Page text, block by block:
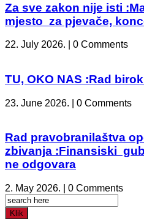
Za sve zakon nije isti
mjesto za pjevače,
22. July 2026. | 0 Comments
TU, OKO NAS :Rad
23. June 2026. | 0 Comments
Rad pravobranilaštva
zbivanja :Finansiski
ne odgovara
2. May 2026. | 0 Comments
Klik